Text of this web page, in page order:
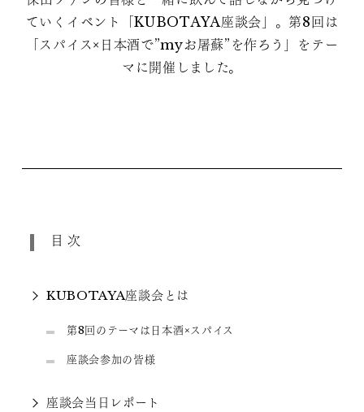
ていくイベント「KUBOTAYA座談会」。第8回は
「スパイス×日本酒で”myお屠蘇”を作ろう」をテー
マに開催しました。
目次
KUBOTAYA座談会とは
第8回のテーマは日本酒×スパイス
座談会参加の皆様
座談会当日レポート